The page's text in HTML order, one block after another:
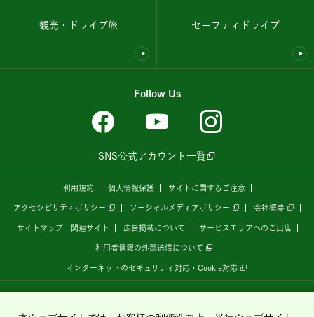
観光・ドライブ旅 セーフティドライブ
Follow Us
SNS公式アカウント一覧
利用規約 個人情報保護 サイトに関するご注意
アクセシビリティポリシー ソーシャルメディアポリシー 会社概要
サイトマップ 関連サイト 広告掲載について サービスエリアへのご出店
利用者情報の外部送信について
インターネットのセキュリティ対応・Cookie対応
運営しています。